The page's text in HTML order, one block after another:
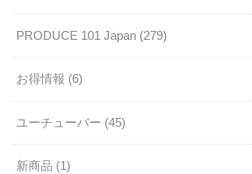
PRODUCE 101 Japan (279)
お得情報 (6)
ユーチューバー (45)
新商品 (1)